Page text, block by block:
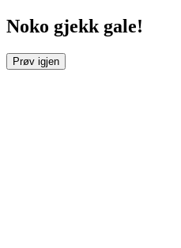
Noko gjekk gale!
Prøv igjen